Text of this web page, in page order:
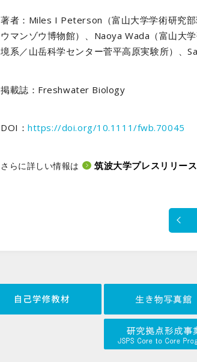
著者：Miles I Peterson（富山大学学術研究
ウマンゾウ博物館）、Naoya Wada（富山大
境系／山岳科学センター菅平高原実験所）、
掲載誌：Freshwater Biology
DOI：https://doi.org/10.1111/fwb.70045
さらに詳しい情報は 筑波大学プレスリリース